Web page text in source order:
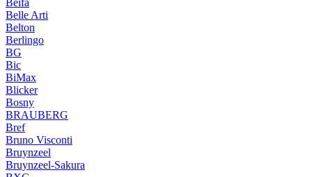
Beifa
Belle Arti
Belton
Berlingo
BG
Bic
BiMax
Blicker
Bosny
BRAUBERG
Bref
Bruno Visconti
Bruynzeel
Bruynzeel-Sakura